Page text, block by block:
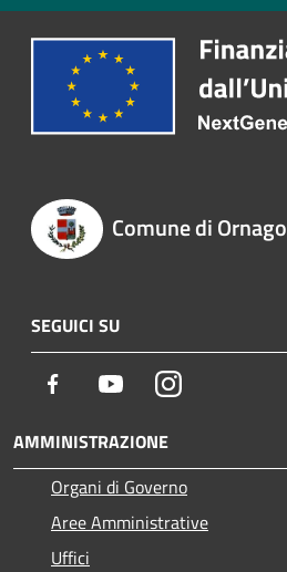
Comune di Ornago
SEGUICI SU
Facebook YoutubeInstagram
AMMINISTRAZIONE
Organi di Governo
Aree Amministrative
Uffici